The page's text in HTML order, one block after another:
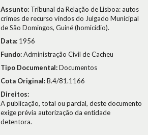
Assunto: Tribunal da Relação de Lisboa: autos
crimes de recurso vindos do Julgado Municipal
de São Domingos, Guiné (homicídio).
Data: 1956
Fundo:Administração Civil de Cacheu
Tipo Documental:Documentos
Cota Original:B.4/81.1166
Direitos:
A publicação, total ou parcial, deste documento
exige prévia autorização da entidade
detentora.